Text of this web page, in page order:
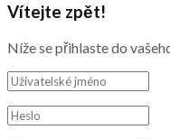
Vítejte zpět!
Níže se přihlaste do